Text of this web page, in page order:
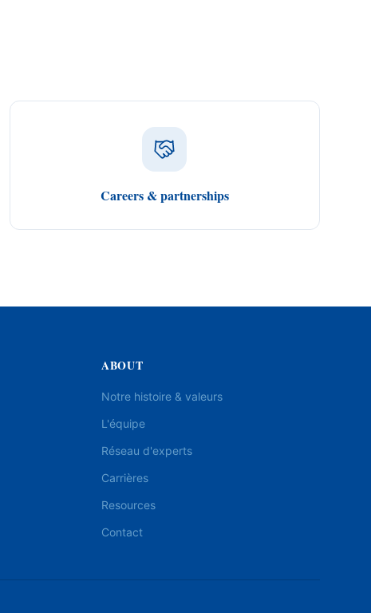
Careers & partnerships
ABOUT
Notre histoire & valeurs
L'équipe
Réseau d'experts
Carrières
Resources
Contact